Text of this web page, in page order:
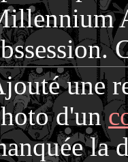
une
d'un
la